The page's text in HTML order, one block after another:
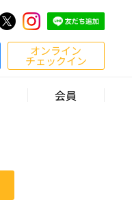
オンライン
チェックイン
会員